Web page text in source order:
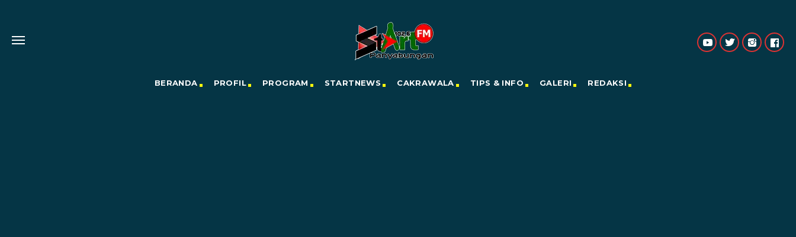
BERANDA PROFIL PROGRAM STARTNEWS CAKRAWALA TIPS & INFO GALERI REDAKSI